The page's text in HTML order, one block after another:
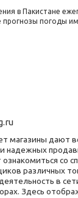
в Пакистане
прогнозы погоды
магазины дают
надежных
со
различных
в
Здесь